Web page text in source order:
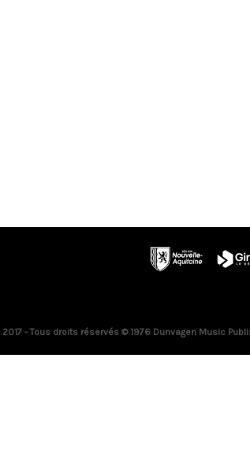
- Tous droits réservés © 1976 Dunvagen Music